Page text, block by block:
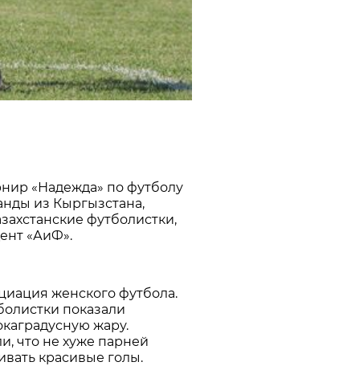
«Надежда» по футболу
из Кыргызстана,
футболистки,
«АиФ».
женского футбола.
показали
жару.
что не хуже парней
красивые голы.